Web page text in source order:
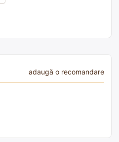
adaugă o recomandare